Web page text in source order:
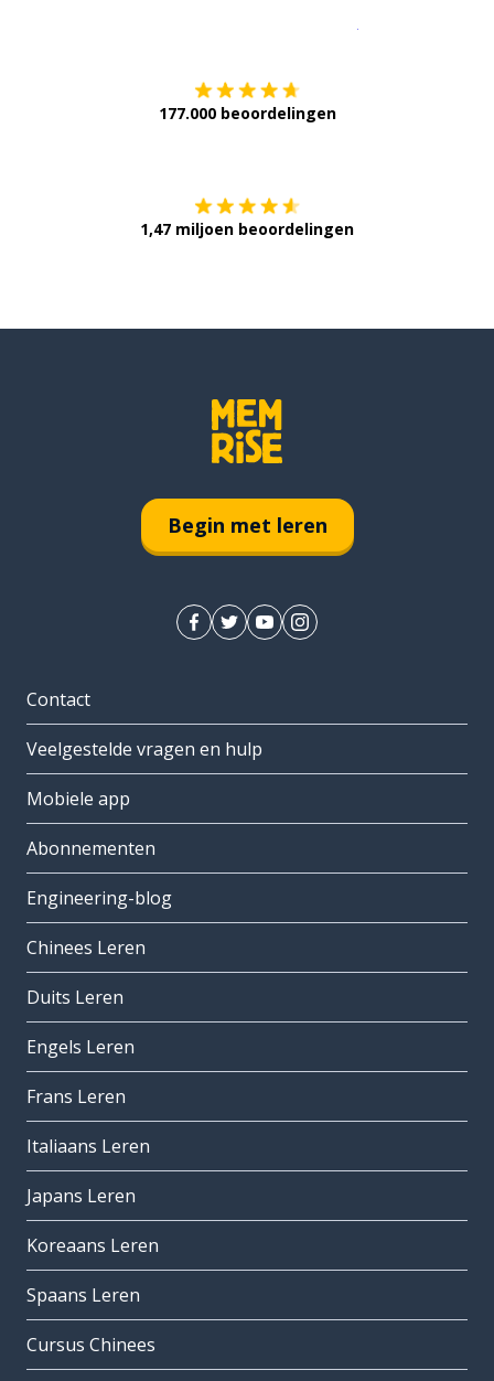
177.000 beoordelingen
1,47 miljoen beoordelingen
Begin met leren
Contact
Veelgestelde vragen en hulp
Mobiele app
Abonnementen
Engineering-blog
Chinees Leren
Duits Leren
Engels Leren
Frans Leren
Italiaans Leren
Japans Leren
Koreaans Leren
Spaans Leren
Cursus Chinees